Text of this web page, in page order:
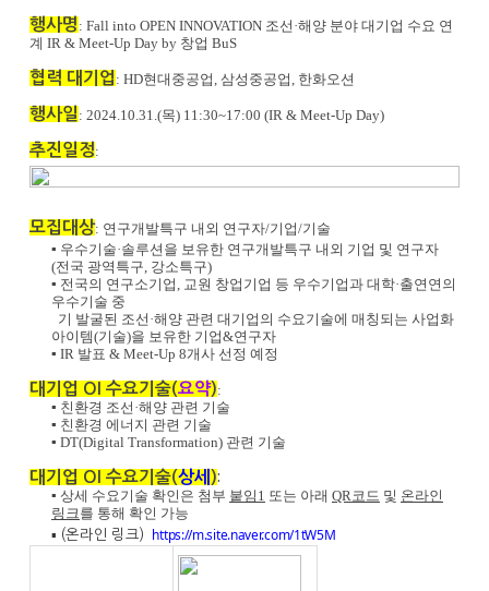
행사명 : Fall into OPEN INNOVATION 조선·해양 분야 대기업 수요 연
계 IR & Meet-Up Day by 창업 BuS
협력 대기업 : HD현대중공업, 삼성중공업, 한화오션
행사일 : 2024.10.31.(목) 11:30~17:00 (IR & Meet-Up Day)
추진일정:
모집대상: 연구개발특구 내외 연구자/기업/기술
▪ 우수기술·솔루션을 보유한 연구개발특구 내외 기업 및 연구자
(전국 광역특구, 강소특구)
▪ 전국의 연구소기업, 교원 창업기업 등 우수기업과 대학·출연연의
우수기술 중
기 발굴된 조선·해양 관련 대기업의 수요기술에 매칭되는 사업화
아이템(기술)을 보유한 기업&연구자
▪ IR 발표 & Meet-Up 8개사 선정 예정
대기업 OI 수요기술(요약):
▪ 친환경 조선·해양 관련 기술
▪ 친환경 에너지 관련 기술
▪ DT(Digital Transformation) 관련 기술
대기업 OI 수요기술(상세 ):
▪ 상세 수요기술 확인은 첨부 붙임1 또는 아래 QR코드 및 온라인
링크를 통해 확인 가능
▪ (온라인 링크) https://m.site.naver.com/1tW5M